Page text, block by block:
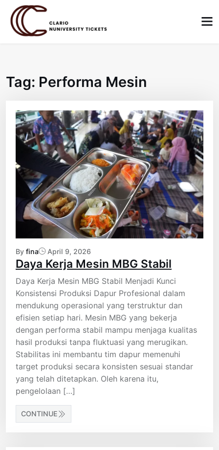
content
Tag: Performa Mesin
By fina April 9, 2026
Daya Kerja Mesin MBG Stabil
Daya Kerja Mesin MBG Stabil Menjadi Kunci
Konsistensi Produksi Dapur Profesional dalam
mendukung operasional yang terstruktur dan
efisien setiap hari. Mesin MBG yang bekerja
dengan performa stabil mampu menjaga kualitas
hasil produksi tanpa fluktuasi yang merugikan.
Stabilitas ini membantu tim dapur memenuhi
target produksi secara konsisten sesuai standar
yang telah ditetapkan. Oleh karena itu,
pengelolaan […]
CONTINUE